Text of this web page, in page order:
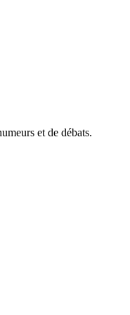
et de débats.